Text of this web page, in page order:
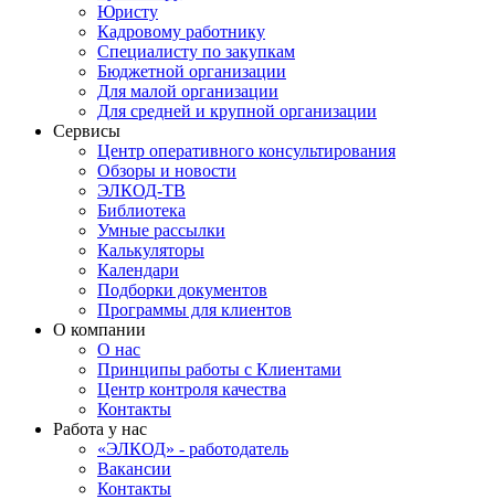
Юристу
Кадровому работнику
Специалисту по закупкам
Бюджетной организации
Для малой организации
Для средней и крупной организации
Сервисы
Центр оперативного консультирования
Обзоры и новости
ЭЛКОД-ТВ
Библиотека
Умные рассылки
Калькуляторы
Календари
Подборки документов
Программы для клиентов
О компании
О нас
Принципы работы с Клиентами
Центр контроля качества
Контакты
Работа у нас
«ЭЛКОД» - работодатель
Вакансии
Контакты